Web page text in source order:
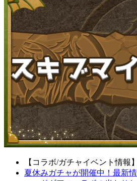
【コラボ/ガチャイベント情報】
夏休みガチャが開催中！最新